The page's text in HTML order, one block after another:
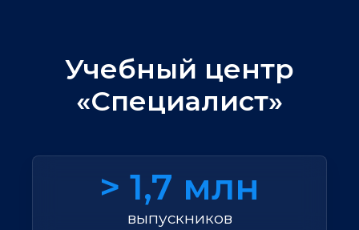
Учебный центр
«Специалист»
> 1,7 млн
выпускников